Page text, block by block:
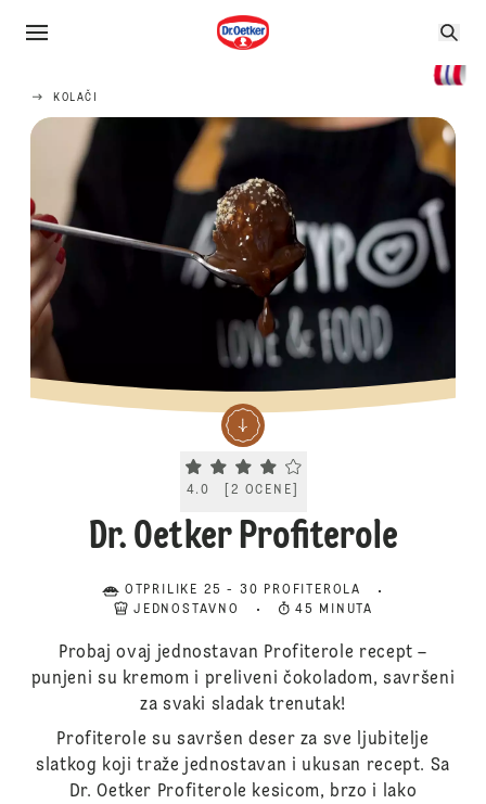
KOLAČI
Current rating 4.0. Click to rate.
4.0 2 OCENE
Dr. Oetker Profiterole
OTPRILIKE 25 - 30 PROFITEROLA
JEDNOSTAVNO
45 MINUTA
Probaj ovaj jednostavan Profiterole recept –
punjeni su kremom i preliveni čokoladom, savršeni
za svaki sladak trenutak!
Profiterole su savršen deser za sve ljubitelje
slatkog koji traže jednostavan i ukusan recept. Sa
Dr. Oetker Profiterole kesicom, brzo i lako